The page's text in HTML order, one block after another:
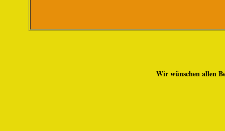
Wir wünschen allen